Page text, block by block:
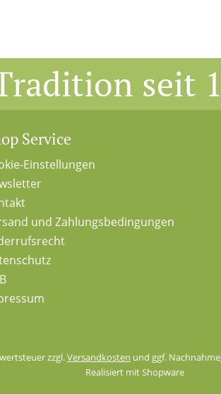
seit
Service
Einstellungen
und Zahlungsbedingungen
zzgl.Versandkosten und ggf.
Realisiert mit Shopware